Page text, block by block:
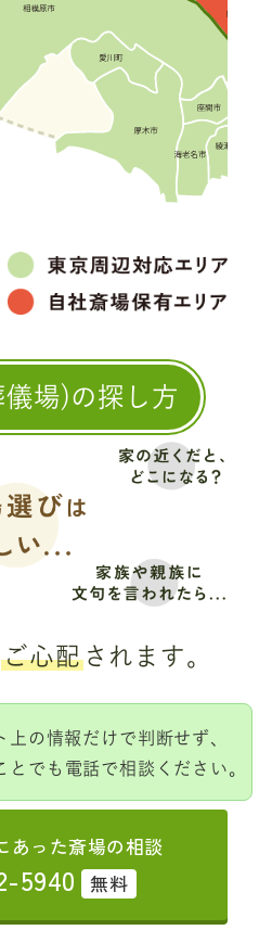
場)の探し方
ご心配されます。
上の情報だけで判断せず、
とでも電話で相談ください。
あった斎場の相談
5940 無料